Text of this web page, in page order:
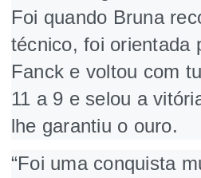
Foi quando Bruna
técnico, foi orientada
Fanck e voltou com
11 a 9 e selou a
lhe garantiu o ouro.
“Foi uma conquista